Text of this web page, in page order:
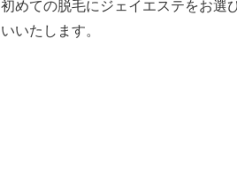
初めての脱毛にジェイエステをお選
いいたします。